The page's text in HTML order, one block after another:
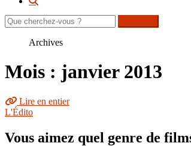
Rechercher
sur
Archives
Mois : janvier 2013
Lire en entier
L'Édito
Vous aimez quel genre de